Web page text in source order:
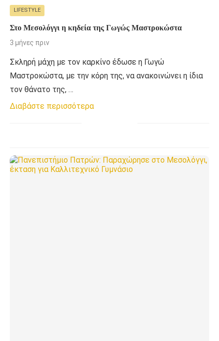
LIFESTYLE
Στο Μεσολόγγι η κηδεία της Γωγώς Μαστροκώστα
3 μήνες πριν
Σκληρή μάχη με τον καρκίνο έδωσε η Γωγώ
Μαστροκώστα, με την κόρη της, να ανακοινώνει η ίδια
τον θάνατο της, …
Διαβάστε περισσότερα